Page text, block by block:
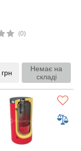
(0)
грн
Немає на
складі